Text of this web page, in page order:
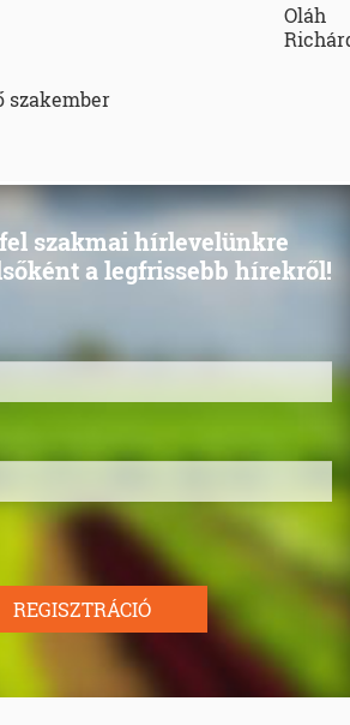
Oláh
szakember
szakmai hírlevelünkre
a legfrissebb hírekről!
REGISZTRÁCIÓ